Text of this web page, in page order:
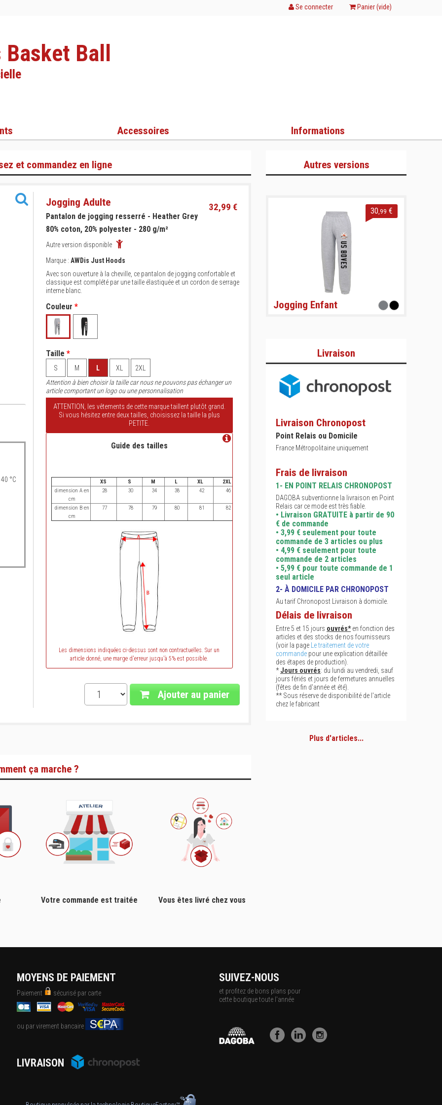
Se connecter Panier (vide)
Ball
Accessoires Informations
et commandez en ligne
°C
Jogging Adulte 32,99 €
Pantalon de jogging resserré - Heather Grey
80% coton, 20% polyester - 280 g/m²
Autre version disponible
Marque : AWDis Just Hoods
Avec son ouverture à la cheville, ce pantalon de jogging confortable et
classique est complété par une taille élastiquée et un cordon de serrage
interne blanc.
Couleur *
Taille *
S M L XL
2XL
Attention à bien choisir la taille car nous ne pouvons pas échanger un
article comportant un logo ou une personnalisation
ATTENTION, les vêtements de cette marque taillent plutôt grand.
Si vous hésitez entre deux tailles, choisissez la taille la plus
PETITE.
Guide des tailles
XS S M L XL
2XL
dimension A en
cm
28 30 34 38 42 46
dimension B en
cm
77 78 79 80 81 82
Les dimensions indiquées ci-dessus sont non contractuelles. Sur un
article donné, une marge d'erreur jusqu'à 5% est possible.
Ajouter au panier
ça marche ?
Votre commande est traitée Vous êtes livré chez vous
Autres versions
30 ,99 €
Jogging Enfant
Livraison
Livraison Chronopost
Point Relais ou Domicile
France Métropolitaine uniquement
Frais de livraison
1- EN POINT RELAIS CHRONOPOST
DAGOBA subventionne la livraison en Point
Relais car ce mode est très fiable.
• Livraison GRATUITE à partir de 90
€ de commande
• 3,99 € seulement pour toute
commande de 3 articles ou plus
• 4,99 € seulement pour toute
commande de 2 articles
• 5,99 € pour toute commande de 1
seul article
2- À DOMICILE PAR CHRONOPOST
Au tarif Chronopost Livraison à domicile.
Délais de livraison
Entre 5 et 15 jours ouvrés*en fonction des
articles et des stocks de nos fournisseurs
(voir la page
Le traitement de votre
commande pour une explication détaillée
des étapes de production).
*Jours ouvrés: du lundi au vendredi, sauf
jours fériés et jours de fermetures annuelles
(fêtes de fin d'année et été).
** Sous réserve de disponibilité de l'article
chez le fabricant
Plus d'articles...
MOYENS DE PAIEMENT
Paiement sécurisé par carte
ou par virement bancaire
LIVRAISON
SUIVEZ-NOUS
et profitez de bons plans pour
cette boutique toute l'année